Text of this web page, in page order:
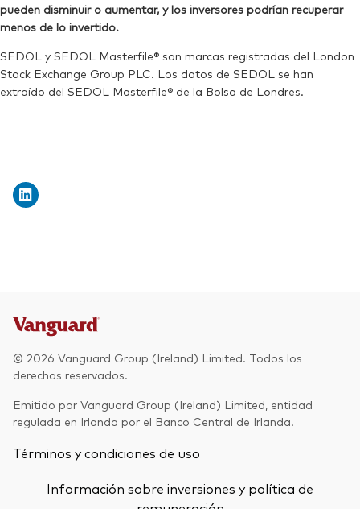
pueden disminuir o aumentar, y los inversores podrían recuperar
menos de lo invertido.
SEDOL y SEDOL Masterfile® son marcas registradas del London
Stock Exchange Group PLC. Los datos de SEDOL se han
extraído del SEDOL Masterfile® de la Bolsa de Londres.
© 2026 Vanguard Group (Ireland) Limited. Todos los
derechos reservados.
Emitido por Vanguard Group (Ireland) Limited, entidad
regulada en Irlanda por el Banco Central de Irlanda.
Términos y condiciones de uso
Información sobre inversiones y política de